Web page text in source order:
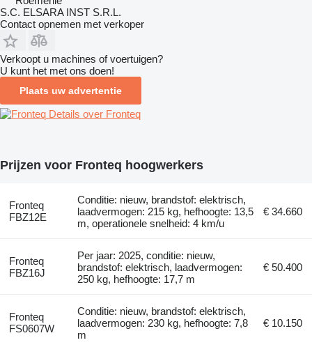
S.C. ELSARA INST S.R.L.
Contact opnemen met verkoper
Verkoopt u machines of voertuigen?
U kunt het met ons doen!
Plaats uw advertentie
Details over Fronteq
Prijzen voor Fronteq hoogwerkers
Fronteq
FBZ12E
Conditie: nieuw, brandstof: elektrisch,
laadvermogen: 215 kg, hefhoogte: 13,5
m, operationele snelheid: 4 km/u
€ 34.660
Fronteq
FBZ16J
Per jaar: 2025, conditie: nieuw,
brandstof: elektrisch, laadvermogen:
250 kg, hefhoogte: 17,7 m
€ 50.400
Fronteq
FS0607W
Conditie: nieuw, brandstof: elektrisch,
laadvermogen: 230 kg, hefhoogte: 7,8
m
€ 10.150